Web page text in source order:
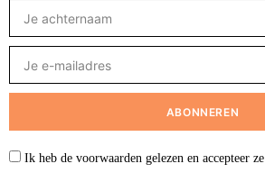
Ik heb de voorwaarden gelezen en accepteer ze